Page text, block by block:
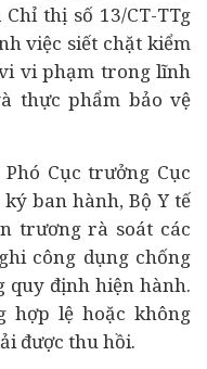
thị số 13/CT-TTg
việc siết chặt kiểm
vi phạm trong lĩnh
thực phẩm bảo vệ
Cục trưởng Cục
ban hành, Bộ Y tế
trương rà soát các
công dụng chống
quy định hiện hành.
hợp lệ hoặc không
được thu hồi.